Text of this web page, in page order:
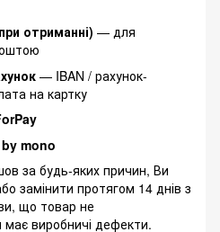
отриманні) — для
— IBAN / рахунок-
на картку
mono
за будь-яких причин, Ви
замінити протягом 14 днів з
що товар не
має виробничі дефекти.